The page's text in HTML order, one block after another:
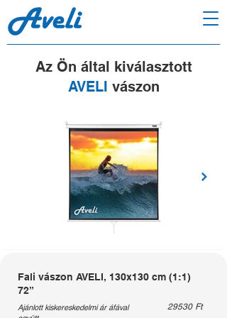
Az Ön által kiválasztott
AVELI vászon
Fali vászon AVELI, 130x130 cm (1:1)
72”
Ajánlott kiskereskedelmi ár áfával
29530 Ft